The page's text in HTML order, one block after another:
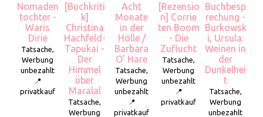
Nomaden
tochter -
Waris
Dirie
Tatsache,
Werbung
unbezahlt
📍
privatkauf
[Buchkriti
k]
Christina
Hachfeld-
Tapukai -
Der
Himmel
über
Maralal
Tatsache,
Werbung
Acht
Monate
in der
Hölle /
Barbara
O' Hare
Tatsache,
Werbung
unbezahlt
📍
privatkauf
[Rezensio
n] Corrie
ten Boom
- Die
Zuflucht
Tatsache,
Werbung
unbezahlt
📍
privatkauf
Buchbesp
rechung -
Burkowsk
i, Ursula:
Weinen in
der
Dunkelhei
t
Tatsache,
Werbung
unbezahlt